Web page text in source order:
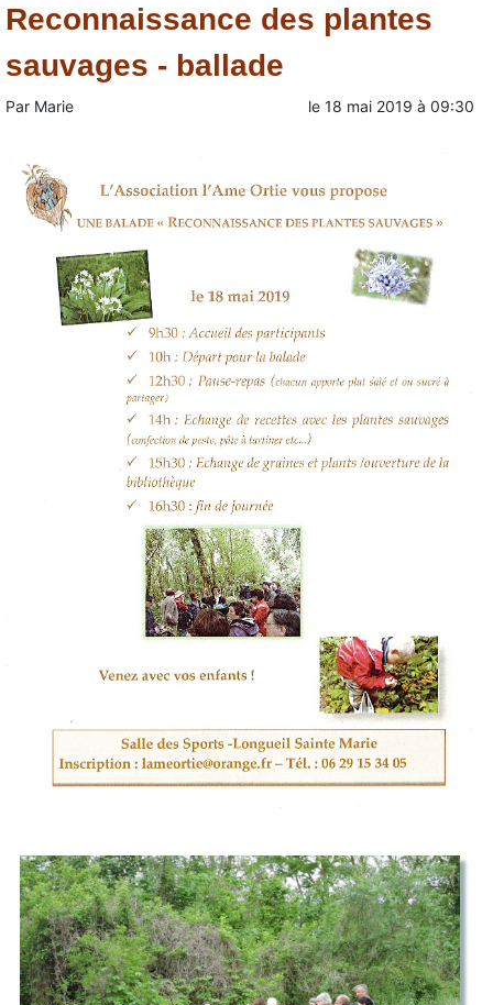
Reconnaissance des plantes
sauvages - ballade
Par Marie le 18 mai 2019 à 09:30